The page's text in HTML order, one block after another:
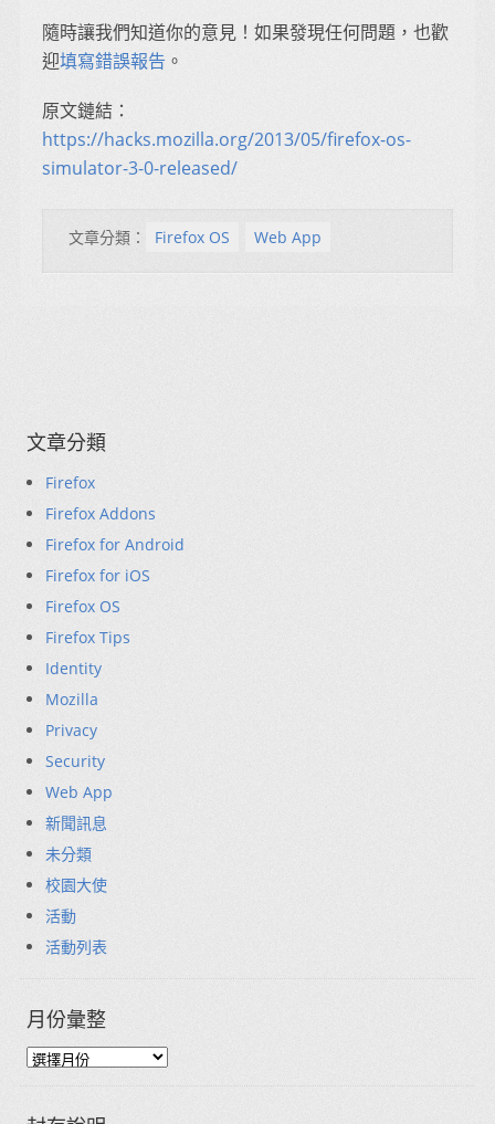
隨時讓我們知道你的意見！如果發現任何問題，也歡
迎填寫錯誤報告 。
原文鏈結：
https://hacks.mozilla.org/2013/05/firefox-os-
simulator-3-0-released/
文章分類： Firefox OS Web App
文章分類
Firefox
Firefox Addons
Firefox for Android
Firefox for iOS
Firefox OS
Firefox Tips
Identity
Mozilla
Privacy
Security
Web App
新聞訊息
未分類
校園大使
活動
活動列表
月份彙整